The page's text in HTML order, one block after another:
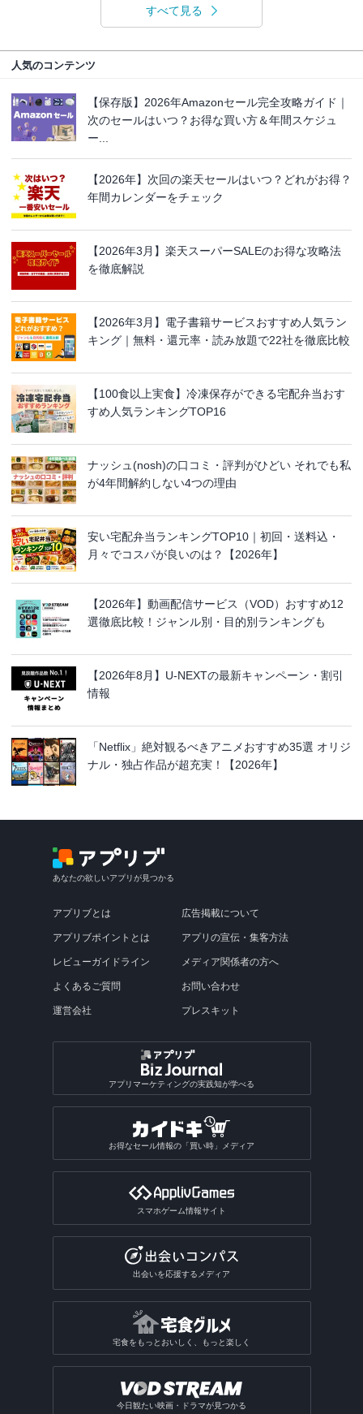
すべて見る
人気のコンテンツ
【保存版】2026年Amazonセール完全攻略ガイド｜
次のセールはいつ？お得な買い方＆年間スケジュ
ー...
【2026年】次回の楽天セールはいつ？どれがお得？
年間カレンダーをチェック
【2026年3月】楽天スーパーSALEのお得な攻略法
を徹底解説
【2026年3月】電子書籍サービスおすすめ人気ラン
キング｜無料・還元率・読み放題で22社を徹底比較
【100食以上実食】冷凍保存ができる宅配弁当おす
すめ人気ランキングTOP16
ナッシュ(nosh)の口コミ・評判がひどい それでも私
が4年間解約しない4つの理由
安い宅配弁当ランキングTOP10｜初回・送料込・
月々でコスパが良いのは？【2026年】
【2026年】動画配信サービス（VOD）おすすめ12
選徹底比較！ジャンル別・目的別ランキングも
【2026年8月】U-NEXTの最新キャンペーン・割引
情報
「Netflix」絶対観るべきアニメおすすめ35選 オリジ
ナル・独占作品が超充実！【2026年】
あなたの欲しいアプリが見つかる
アプリブとは
アプリブポイントとは
レビューガイドライン
よくあるご質問
運営会社
広告掲載について
アプリの宣伝・集客方法
メディア関係者の方へ
お問い合わせ
プレスキット
アプリマーケティングの実践知が学べる
お得なセール情報の「買い時」メディア
スマホゲーム情報サイト
出会いを応援するメディア
宅食をもっとおいしく、もっと楽しく
今日観たい映画・ドラマが見つかる